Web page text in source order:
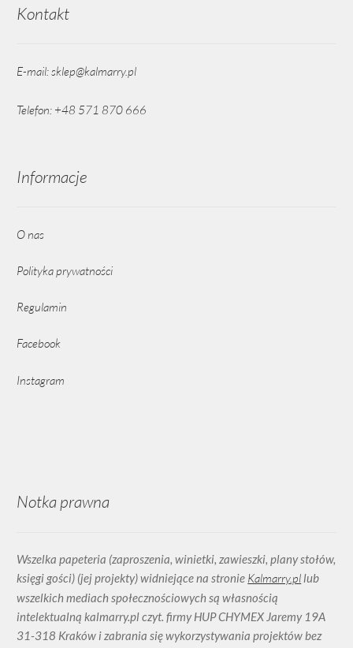
Kontakt
E-mail: sklep@kalmarry.pl
Telefon: +48 571 870 666
Informacje
O nas
Polityka prywatności
Regulamin
Facebook
Instagram
Notka prawna
Wszelka papeteria (zaproszenia, winietki, zawieszki, plany stołów,
księgi gości) (jej projekty) widniejące na stronie Kalmarry.pl lub
wszelkich mediach społecznościowych są własnością
intelektualną kalmarry.pl czyt. firmy HUP CHYMEX Jaremy 19A
31-318 Kraków i zabrania się wykorzystywania projektów bez